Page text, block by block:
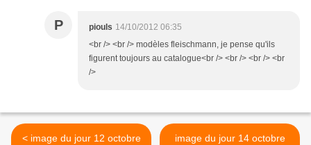
P piouls 14/10/2012 06:35
<br /> <br /> modèles fleischmann, je pense qu'ils
figurent toujours au catalogue<br /> <br /> <br /> <br
/>
< image du jour 12 octobre
image du jour 14 octobre